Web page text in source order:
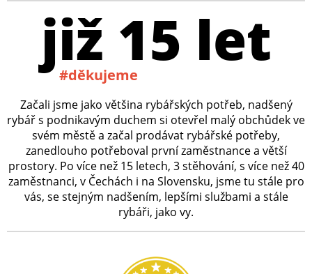
již 15 let
#děkujeme
Začali jsme jako většina rybářských potřeb, nadšený
rybář s podnikavým duchem si otevřel malý obchůdek ve
svém městě a začal prodávat rybářské potřeby,
zanedlouho potřeboval první zaměstnance a větší
prostory. Po více než 15 letech, 3 stěhování, s více než 40
zaměstnanci, v Čechách i na Slovensku, jsme tu stále pro
vás, se stejným nadšením, lepšími službami a stále
rybáři, jako vy.